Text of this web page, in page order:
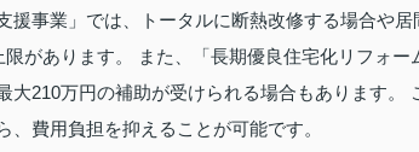
援事業」では、トータルに断熱改修する場合や
があります。 また、「長期優良住宅化リフォ
大210万円の補助が受けられる場合もあります。
費用負担を抑えることが可能です。